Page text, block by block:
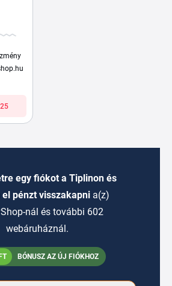
egy fiókot a Tiplinon és
pénzt visszakapni a(z)
nál és további 602
webáruháznál.
BÓNUSZ AZ ÚJ FIÓKHOZ